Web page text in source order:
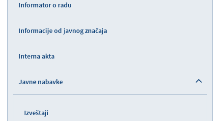
Informator o radu
Informacije od javnog značaja
Interna akta
Javne nabavke
Izveštaji